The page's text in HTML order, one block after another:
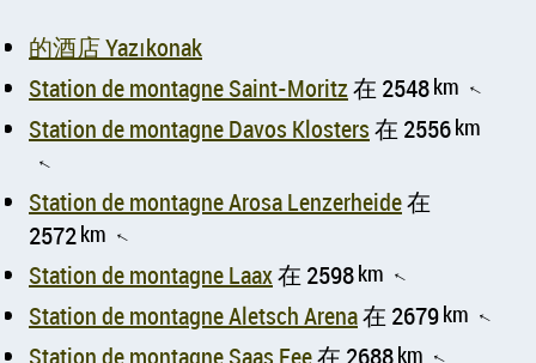
的酒店 Yazıkonak
Station de montagne Saint-Moritz在 2548km ↑
Station de montagne Davos Klosters在 2556km
↑
Station de montagne Arosa Lenzerheide在
2572km ↑
Station de montagne Laax在 2598km ↑
Station de montagne Aletsch Arena在 2679km ↑
Station de montagne Saas Fee在 2688km ↑